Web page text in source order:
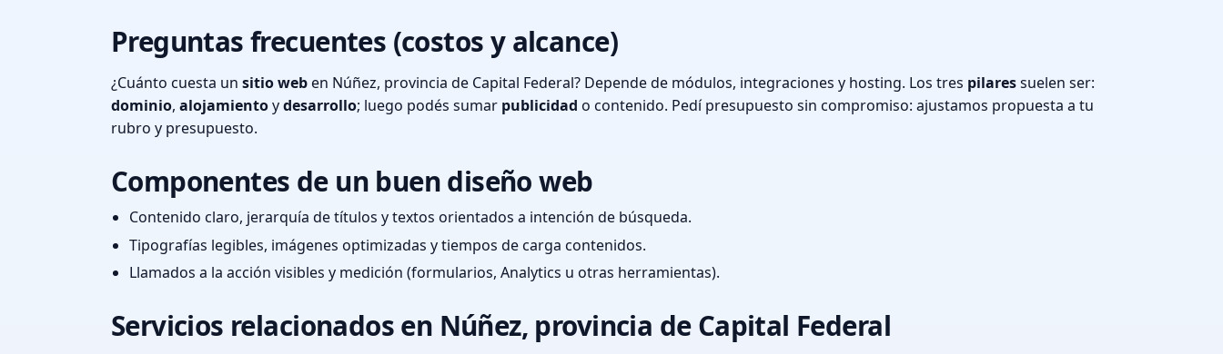
Preguntas frecuentes (costos y alcance)
¿Cuánto cuesta un sitio weben Núñez, provincia de Capital Federal? Depende de módulos, integraciones y hosting. Los tres pilaressuelen ser:
dominio, alojamientoydesarrollo; luego podés sumar publicidad o contenido. Pedí presupuesto sin compromiso: ajustamos propuesta a tu
rubro y presupuesto.
Componentes de un buen diseño web
Contenido claro, jerarquía de títulos y textos orientados a intención de búsqueda.
Tipografías legibles, imágenes optimizadas y tiempos de carga contenidos.
Llamados a la acción visibles y medición (formularios, Analytics u otras herramientas).
Servicios relacionados en Núñez, provincia de Capital Federal